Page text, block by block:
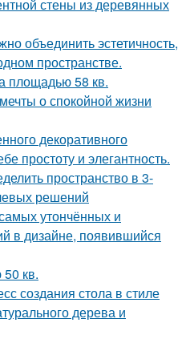
стены из деревянных
объединить эстетичность,
пространстве.
площадью 58 кв.
о спокойной жизни
декоративного
простоту и элегантность.
пространство в 3-
решений
утончённых и
в дизайне, появившийся
кв.
создания стола в стиле
дерева и